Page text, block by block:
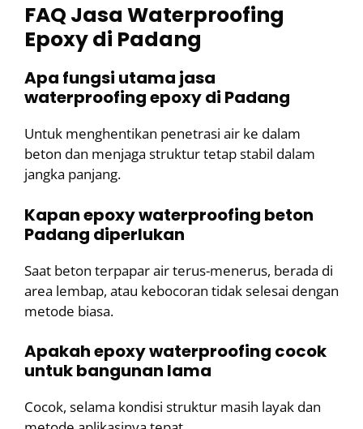
FAQ Jasa Waterproofing
Epoxy di Padang
Apa fungsi utama jasa
waterproofing epoxy di Padang
Untuk menghentikan penetrasi air ke dalam
beton dan menjaga struktur tetap stabil dalam
jangka panjang.
Kapan epoxy waterproofing beton
Padang diperlukan
Saat beton terpapar air terus-menerus, berada di
area lembap, atau kebocoran tidak selesai dengan
metode biasa.
Apakah epoxy waterproofing cocok
untuk bangunan lama
Cocok, selama kondisi struktur masih layak dan